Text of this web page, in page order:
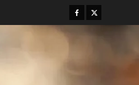
Facebook
Twitter